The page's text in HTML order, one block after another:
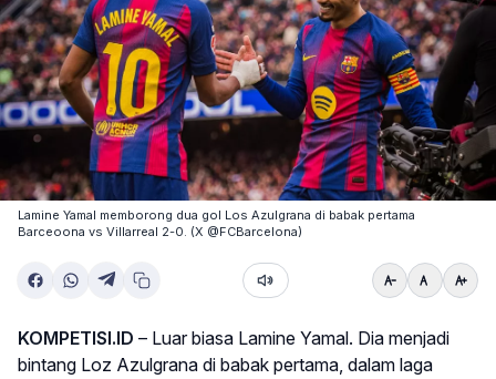
Lamine Yamal memborong dua gol Los Azulgrana di babak pertama
Barceoona vs Villarreal 2-0. (X @FCBarcelona)
KOMPETISI.ID – Luar biasa Lamine Yamal. Dia menjadi
bintang Loz Azulgrana di babak pertama, dalam laga